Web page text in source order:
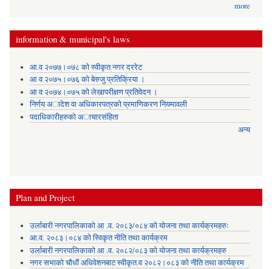
more
information & municipal's laws
आ.व २०७७।०७८ को स्वीकृत नगर दररेट
आ व २०७५।०७६ को बेरुजु प्रतिक्रिया ।
आ व २०७४।०७५ काे लेखापरीक्षण प्रतिवेदन ।
निर्णय अादेश वा अधिकारपत्रकाे प्रमाणिकरण नियमावली
पदाधिकारीहरुको अाचारसंहिता
अन्य
Plan and Project
उर्लाबारी नगरपालिकाको आ .व. २०८३/०८४ को योजना तथा कार्यक्रमहरुः
आ.व. २०८३।०८४ को स्विकृत नीति तथा कार्यक्रम
उर्लाबारी नगरपालिकाको आ .व. २०८२/०८३ को योजना तथा कार्यक्रमहरु
नगर सभाको चौधौं अधिवेशनबाट स्वीकृत.व २०८२।०८३ को नीति तथा कार्यक्रम